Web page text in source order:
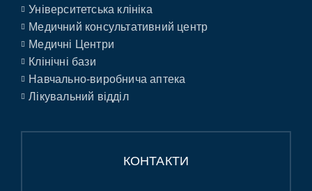
Університетська клініка
Медичний консультативний центр
Медичні Центри
Клінічні бази
Навчально-виробнича аптека
Лікувальний відділ
КОНТАКТИ